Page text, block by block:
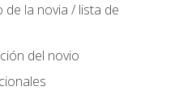
de la novia / lista de
del novio